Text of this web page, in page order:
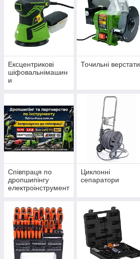
Ексцентрикові
шіфовальнімашин
и
Точильні верстати
Співпраця по
дропшипінгу
електроінструмент
Циклонні
сепаратори